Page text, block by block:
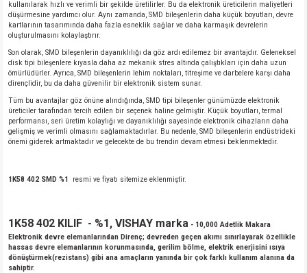
kullanılarak hızlı ve verimli bir şekilde üretilirler. Bu da elektronik üreticilerin maliyetleri
düşürmesine yardımcı olur. Aynı zamanda, SMD bileşenlerin daha küçük boyutları, devre
kartlarının tasarımında daha fazla esneklik sağlar ve daha karmaşık devrelerin
oluşturulmasını kolaylaştırır.
Son olarak, SMD bileşenlerin dayanıklılığı da göz ardı edilemez bir avantajdır. Geleneksel
disk tipi bileşenlere kıyasla daha az mekanik stres altında çalıştıkları için daha uzun
ömürlüdürler. Ayrıca, SMD bileşenlerin lehim noktaları, titreşime ve darbelere karşı daha
dirençlidir, bu da daha güvenilir bir elektronik sistem sunar.
Tüm bu avantajlar göz önüne alındığında, SMD tipi bileşenler günümüzde elektronik
üreticiler tarafından tercih edilen bir seçenek haline gelmiştir. Küçük boyutları, termal
performansı, seri üretim kolaylığı ve dayanıklılığı sayesinde elektronik cihazların daha
gelişmiş ve verimli olmasını sağlamaktadırlar. Bu nedenle, SMD bileşenlerin endüstrideki
önemi giderek artmaktadır ve gelecekte de bu trendin devam etmesi beklenmektedir.
1K58 402 SMD %1 resmi ve fiyatı sitemize eklenmiştir.
1K58 402 KILIF - %1, VISHAY marka - 10,000 Adetlik Makara
Elektronik devre elemanlarından Direnç; devreden geçen akımı sınırlayarak özellikle
hassas devre elemanlarının korunmasında, gerilim bölme, elektrik enerjisini ısıya
dönüştürmek(rezistans) gibi ana amaçların yanında bir çok farklı kullanım alanına da
sahiptir.